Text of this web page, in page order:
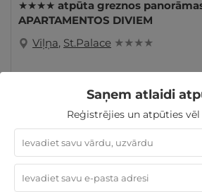
★★★★ atpūta greznos
APARTAMENTOS DIVIEM
Viļņa, St.Palace ★ ★ ★ ★
Atpūtai Valentīndienā
Atpūta
Atpūta maija brīvdienās
Atpūta
Atpūta diviem
Saņem atlaidi
Reģistrējies un atpūties